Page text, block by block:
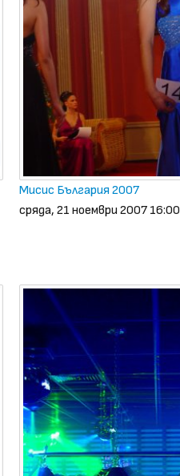
Мисис България 2007
сряда, 21 ноември 2007 16:00